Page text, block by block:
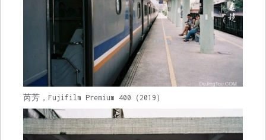
芮芳，Fujifilm Premium 400（2019）